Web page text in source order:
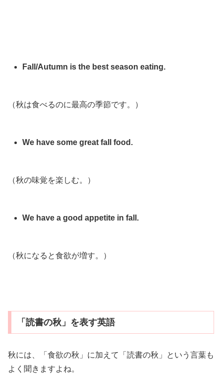
Fall/Autumn is the best season eating.
（秋は食べるのに最高の季節です。）
We have some great fall food.
（秋の味覚を楽しむ。）
We have a good appetite in fall.
（秋になると食欲が増す。）
「読書の秋」を表す英語
秋には、「食欲の秋」に加えて「読書の秋」という言葉も
よく聞きますよね。